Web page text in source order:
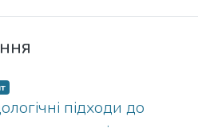
підходи до